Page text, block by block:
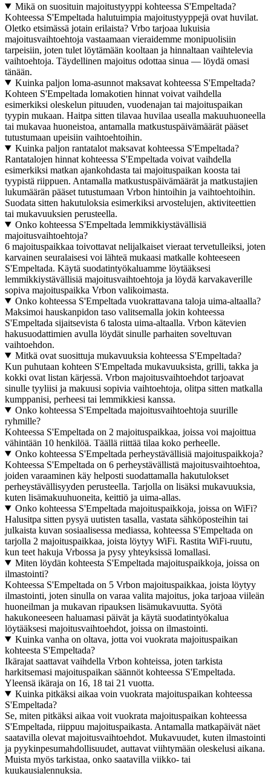
Mikä on suosituin majoitustyyppi kohteessa S'Empeltada?
Kohteessa S'Empeltada halutuimpia majoitustyyppejä ovat huvilat.
Oletko etsimässä jotain erilaista? Vrbo tarjoaa lukuisia
majoitusvaihtoehtoja vastaamaan vieraidemme monipuolisiin
tarpeisiin, joten tulet löytämään kooltaan ja hinnaltaan vaihtelevia
vaihtoehtoja. Täydellinen majoitus odottaa sinua — löydä omasi
tänään.
Kuinka paljon loma-asunnot maksavat kohteessa S'Empeltada?
Kohteen S'Empeltada lomakotien hinnat voivat vaihdella
esimerkiksi oleskelun pituuden, vuodenajan tai majoituspaikan
tyypin mukaan. Haitpa sitten tilavaa huvilaa usealla makuuhuoneella
tai mukavaa huoneistoa, antamalla matkustuspäivämäärät pääset
tutustumaan upeisiin vaihtoehtoihin.
Kuinka paljon rantatalot maksavat kohteessa S'Empeltada?
Rantatalojen hinnat kohteessa S'Empeltada voivat vaihdella
esimerkiksi matkan ajankohdasta tai majoituspaikan koosta tai
tyypistä riippuen. Antamalla matkustuspäivämäärät ja matkustajien
lukumäärän pääset tutustumaan Vrbon hintoihin ja vaihtoehtoihin.
Suodata sitten hakutuloksia esimerkiksi arvostelujen, aktiviteettien
tai mukavuuksien perusteella.
Onko kohteessa S'Empeltada lemmikkiystävällisiä
majoitusvaihtoehtoja?
6 majoituspaikkaa toivottavat nelijalkaiset vieraat tervetulleiksi, joten
karvainen seuralaisesi voi lähteä mukaasi matkalle kohteeseen
S'Empeltada. Käytä suodatintyökaluamme löytääksesi
lemmikkiystävällisiä majoitusvaihtoehtoja ja löydä karvakaverille
sopiva majoituspaikka Vrbon valikoimasta.
Onko kohteessa S'Empeltada vuokrattavana taloja uima-altaalla?
Maksimoi hauskanpidon taso valitsemalla jokin kohteessa
S'Empeltada sijaitsevista 6 talosta uima-altaalla. Vrbon kätevien
hakusuodattimien avulla löydät sinulle parhaiten soveltuvan
vaihtoehdon.
Mitkä ovat suosittuja mukavuuksia kohteessa S'Empeltada?
Kun puhutaan kohteen S'Empeltada mukavuuksista, grilli, takka ja
kokki ovat listan kärjessä. Vrbon majoitusvaihtoehdot tarjoavat
sinulle tyyliisi ja makuusi sopivia vaihtoehtoja, olitpa sitten matkalla
kumppanisi, perheesi tai lemmikkiesi kanssa.
Onko kohteessa S'Empeltada majoitusvaihtoehtoja suurille
ryhmille?
Kohteessa S'Empeltada on 2 majoituspaikkaa, joissa voi majoittua
vähintään 10 henkilöä. Täällä riittää tilaa koko perheelle.
Onko kohteessa S'Empeltada perheystävällisiä majoituspaikkoja?
Kohteessa S'Empeltada on 6 perheystävällistä majoitusvaihtoehtoa,
joiden varaaminen käy helposti suodattamalla hakutulokset
perheystävällisyyden perusteella. Tarjolla on lisäksi mukavuuksia,
kuten lisämakuuhuoneita, keittiö ja uima-allas.
Onko kohteessa S'Empeltada majoituspaikkoja, joissa on WiFi?
Halusitpa sitten pysyä uutisten tasalla, vastata sähköposteihin tai
julkaista kuvan sosiaalisessa mediassa, kohteessa S'Empeltada on
tarjolla 2 majoituspaikkaa, joista löytyy WiFi. Rastita WiFi-ruutu,
kun teet hakuja Vrbossa ja pysy yhteyksissä lomallasi.
Miten löydän kohteesta S'Empeltada majoituspaikkoja, joissa on
ilmastointi?
Kohteessa S'Empeltada on 5 Vrbon majoituspaikkaa, joista löytyy
ilmastointi, joten sinulla on varaa valita majoitus, joka tarjoaa viileän
huoneilman ja mukavan ripauksen lisämukavuutta. Syötä
hakukoneeseen haluamasi päivät ja käytä suodatintyökalua
löytääksesi majoitusvaihtoehdot, joissa on ilmastointi.
Kuinka vanha on oltava, jotta voi vuokrata majoituspaikan
kohteesta S'Empeltada?
Ikärajat saattavat vaihdella Vrbon kohteissa, joten tarkista
harkitsemasi majoituspaikan säännöt kohteessa S'Empeltada.
Yleensä ikäraja on 16, 18 tai 21 vuotta.
Kuinka pitkäksi aikaa voin vuokrata majoituspaikan kohteessa
S'Empeltada?
Se, miten pitkäksi aikaa voit vuokrata majoituspaikan kohteessa
S'Empeltada, riippuu majoituspaikasta. Antamalla matkapäivät näet
saatavilla olevat majoitusvaihtoehdot. Mukavuudet, kuten ilmastointi
ja pyykinpesumahdollisuudet, auttavat viihtymään oleskelusi aikana.
Muista myös tarkistaa, onko saatavilla viikko- tai
kuukausialennuksia.